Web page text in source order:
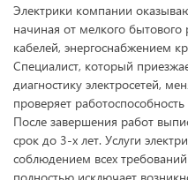
Электрики компании
начиная от мелкого
кабелей, энергоснабжением
Специалист, который
диагностику электросетей,
проверяет
После завершения работ
срок до 3-х лет. Услуги
соблюдением всех